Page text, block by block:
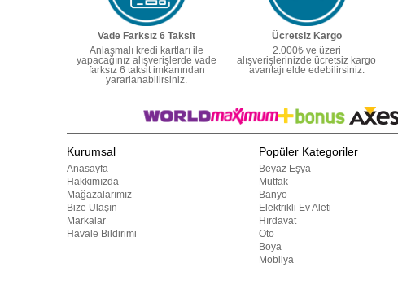
Vade Farksız 6 Taksit
Anlaşmalı kredi kartları ile
yapacağınız alışverişlerde vade
farksız 6 taksit imkanından
yararlanabilirsiniz.
Ücretsiz Kargo
2.000₺ ve üzeri
alışverişlerinizde ücretsiz kargo
avantajı elde edebilirsiniz.
Kurumsal
Anasayfa
Hakkımızda
Mağazalarımız
Bize Ulaşın
Markalar
Havale Bildirimi
Popüler Kategoriler
Beyaz Eşya
Mutfak
Banyo
Elektrikli Ev Aleti
Hırdavat
Oto
Boya
Mobilya